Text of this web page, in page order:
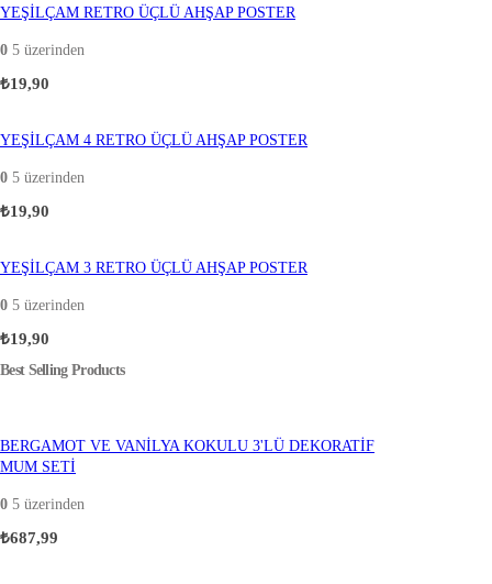
YEŞİLÇAM RETRO ÜÇLÜ AHŞAP POSTER
0 5 üzerinden
₺19,90
YEŞİLÇAM 4 RETRO ÜÇLÜ AHŞAP POSTER
0 5 üzerinden
₺19,90
YEŞİLÇAM 3 RETRO ÜÇLÜ AHŞAP POSTER
0 5 üzerinden
₺19,90
Best Selling Products
BERGAMOT VE VANİLYA KOKULU 3'LÜ DEKORATİF
MUM SETİ
0 5 üzerinden
₺687,99